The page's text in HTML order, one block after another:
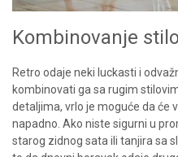
Kombinovanje
Retro odaje neki luckasti i
kombinovati ga sa rugim
detaljima, vrlo je moguće da će
napadno. Ako niste sigurni u
starog zidnog sata ili tanjira sa